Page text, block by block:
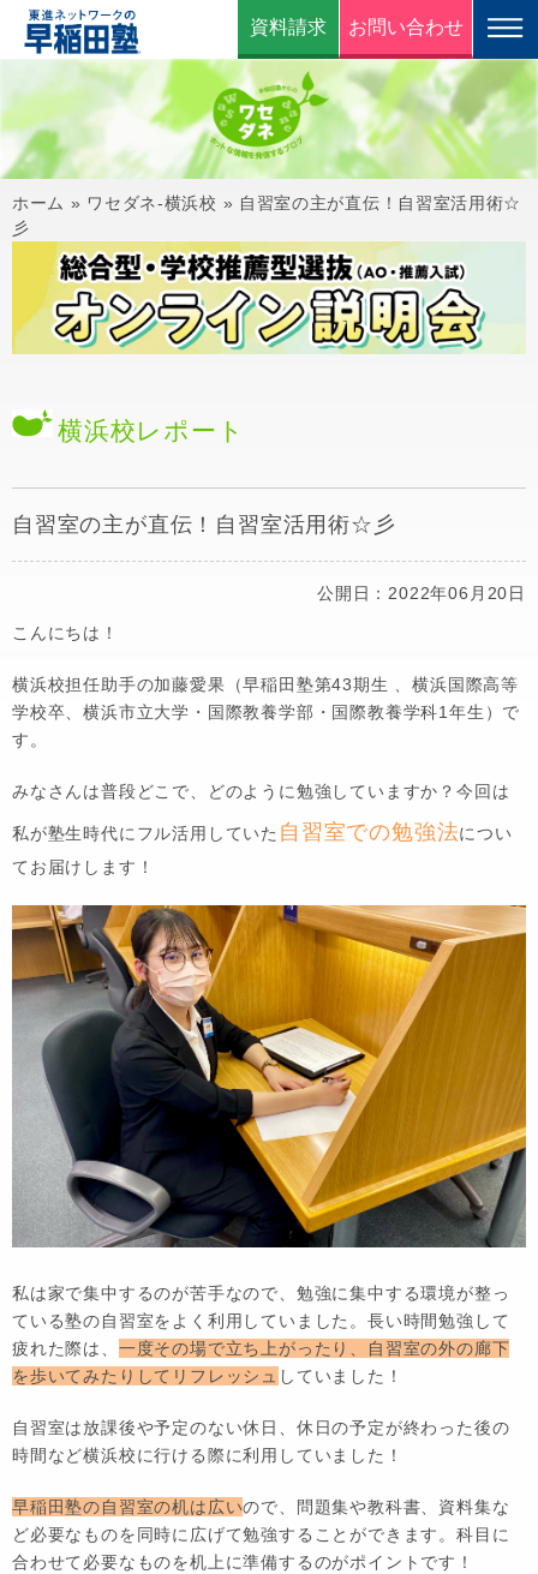
資料請求 お問い合わせ
ホーム » ワセダネ-横浜校 » 自習室の主が直伝！自習室活用術☆
彡
横浜校レポート
自習室の主が直伝！自習室活用術☆彡
公開日：2022年06月20日
こんにちは！
横浜校担任助手の加藤愛果（早稲田塾第43期生 、横浜国際高等
学校卒、横浜市立大学・国際教養学部・国際教養学科1年生）で
す。
みなさんは普段どこで、どのように勉強していますか？今回は
私が塾生時代にフル活用していた 自習室での勉強法につい
てお届けします！
私は家で集中するのが苦手なので、勉強に集中する環境が整っ
ている塾の自習室をよく利用していました。長い時間勉強して
疲れた際は、 一度その場で立ち上がったり、自習室の外の廊下
を歩いてみたりしてリフレッシュ していました！
自習室は放課後や予定のない休日、休日の予定が終わった後の
時間など横浜校に行ける際に利用していました！
早稲田塾の自習室の机は広いので、問題集や教科書、資料集な
ど必要なものを同時に広げて勉強することができます。科目に
合わせて必要なものを机上に準備するのがポイントです！